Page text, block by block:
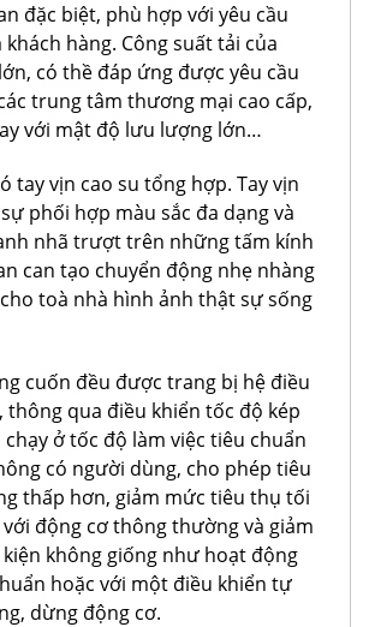
đặc biệt, phù hợp với yêu cầu
hàng. Công suất tải của
có thề đáp ứng được yêu cầu
trung tâm thương mại cao cấp,
với mật độ lưu lượng lớn…
tay vịn cao su tổng hợp. Tay vịn
phối hợp màu sắc đa dạng và
nhã trượt trên những tấm kính
can tạo chuyển động nhẹ nhàng
toà nhà hình ảnh thật sự sống
cuốn đều được trang bị hệ điều
thông qua điều khiển tốc độ kép
chạy ở tốc độ làm việc tiêu chuẩn
có người dùng, cho phép tiêu
thấp hơn, giảm mức tiêu thụ tối
với động cơ thông thường và giảm
không giống như hoạt động
hoặc với một điều khiển tự
dừng động cơ.